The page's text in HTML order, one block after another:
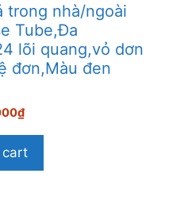
trong nhà/ngoài
Tube,Đa
lõi quang,vỏ dơn
đơn,Màu đen
₫